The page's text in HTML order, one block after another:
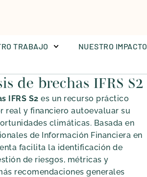
TRABAJO NUESTRO IMPACTO
TRABAJO NUESTRO IMPACTO
de brechas IFRS S2
IFRS S2 es un recurso práctico
real y financiero autoevaluar su
climáticas. Basada en
de Información Financiera en
facilita la identificación de
de riesgos, métricas y
recomendaciones generales